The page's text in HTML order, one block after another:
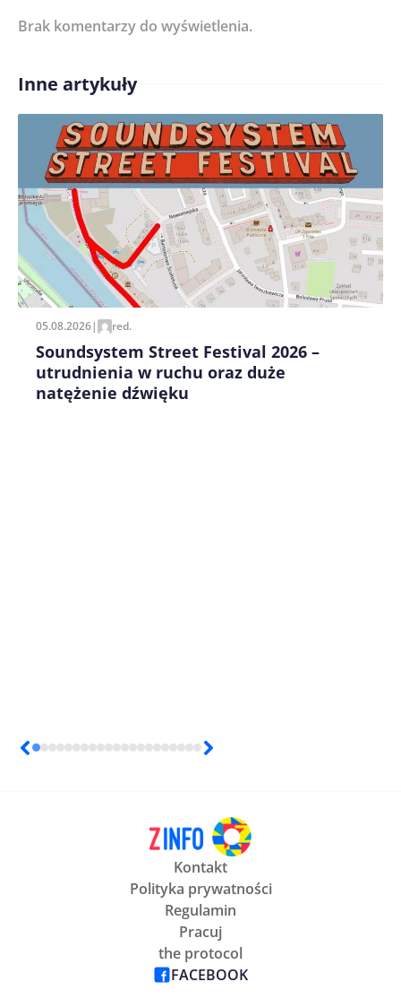
Treść komentarza*
Imię/ Nick*
Zapamiętaj moje dane w tej przeglądarce podczas
pisania kolejnych komentarzy.
Brak komentarzy do wyświetlenia.
Inne artykuły
05.08.2026| red.
Soundsystem Street Festival 2026 –
utrudnienia w ruchu oraz duże
natężenie dźwięku
Kontakt
Polityka prywatności
Regulamin
Pracuj
the protocol
FACEBOOK